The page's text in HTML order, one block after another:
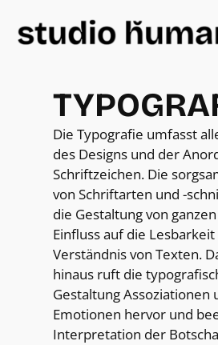
Inhalt
Die Typografie umfasst
des Designs und der
Schriftzeichen. Die
von Schriftarten und -
die Gestaltung von
Einfluss auf die
Verständnis von Texten.
hinaus ruft die
Gestaltung Assoziationen
Emotionen hervor und
Interpretation der